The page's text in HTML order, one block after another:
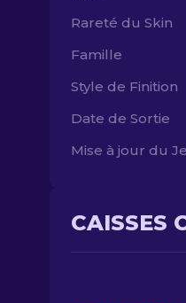
Rareté du Skin
Famille
Style de Finition
Date de Sortie
Mise à jour du
CAISSES